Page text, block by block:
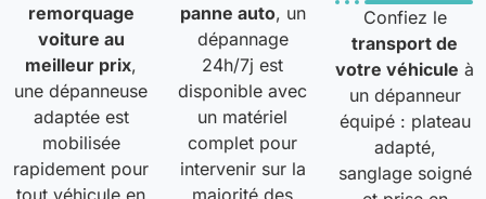
remorquage
voiture au
meilleur prix,
une dépanneuse
adaptée est
mobilisée
rapidement pour
tout véhicule en
panne auto, un
dépannage
24h/7j est
disponible avec
un matériel
complet pour
intervenir sur la
majorité des
Confiez le
transport de
votre véhicule à
un dépanneur
équipé : plateau
adapté,
sanglage soigné